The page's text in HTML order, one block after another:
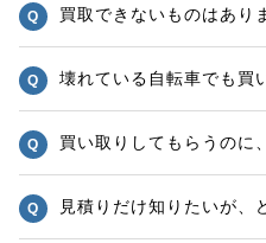
買取できないものはあり
壊れている自転車でも買
買い取りしてもらうのに
見積りだけ知りたいが、